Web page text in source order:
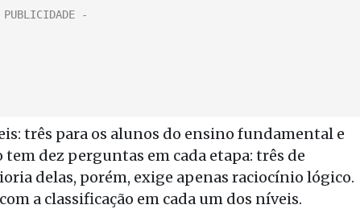
três para os alunos do ensino fundamental e
dez perguntas em cada etapa: três de
delas, porém, exige apenas raciocínio lógico.
a classificação em cada um dos níveis.